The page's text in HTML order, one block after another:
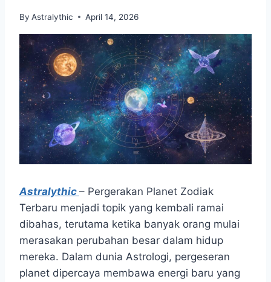
By Astralythic April 14, 2026
Astralythic – Pergerakan Planet Zodiak
Terbaru menjadi topik yang kembali ramai
dibahas, terutama ketika banyak orang mulai
merasakan perubahan besar dalam hidup
mereka. Dalam dunia Astrologi, pergeseran
planet dipercaya membawa energi baru yang